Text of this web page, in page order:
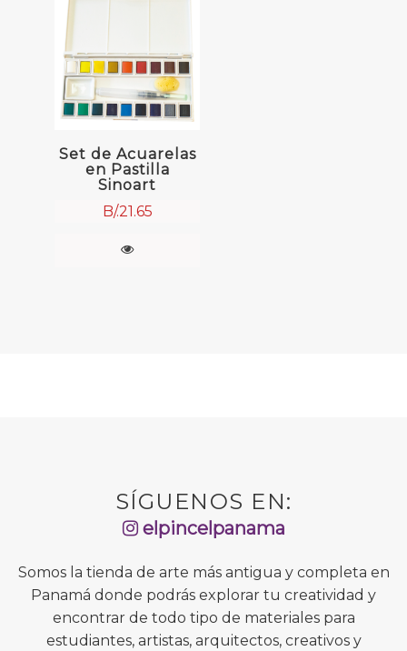
Set de Acuarelas
en Pastilla
Sinoart
B/.21.65
SÍGUENOS EN:
elpincelpanama
Somos la tienda de arte más antigua y completa en
Panamá donde podrás explorar tu creatividad y
encontrar de todo tipo de materiales para
estudiantes, artistas, arquitectos, creativos y